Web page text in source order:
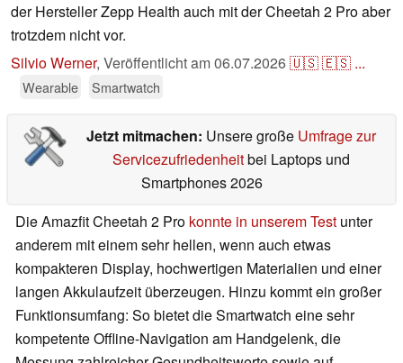
der Hersteller Zepp Health auch mit der Cheetah 2 Pro aber
trotzdem nicht vor.
Silvio Werner, Veröffentlicht am06.07.2026🇺🇸🇪🇸 ...
Wearable Smartwatch
Jetzt mitmachen: Unsere große Umfrage zur
Servicezufriedenheitbei Laptops und
Smartphones 2026
Die Amazfit Cheetah 2 Pro konnte in unserem Test unter
anderem mit einem sehr hellen, wenn auch etwas
kompakteren Display, hochwertigen Materialien und einer
langen Akkulaufzeit überzeugen. Hinzu kommt ein großer
Funktionsumfang: So bietet die Smartwatch eine sehr
kompetente Offline-Navigation am Handgelenk, die